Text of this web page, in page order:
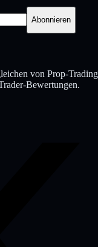
Abonnieren
von Prop-
Bewertungen.